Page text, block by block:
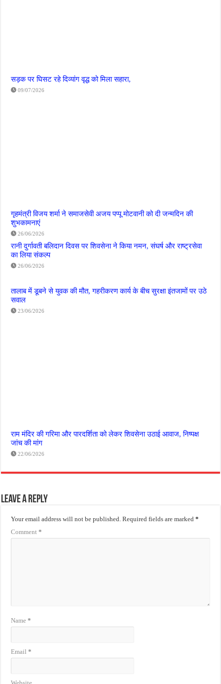
सड़क पर घिसट रहे दिव्यांग वृद्ध को मिला सहारा,
09/07/2026
गृहमंत्री विजय शर्मा ने समाजसेवी अजय पप्पू मोटवानी को दी जन्मदिन की
शुभकामनाएं
26/06/2026
रानी दुर्गावती बलिदान दिवस पर शिवसेना ने किया नमन, संघर्ष और राष्ट्रसेवा
का लिया संकल्प
26/06/2026
तालाब में डूबने से युवक की मौत, गहरीकरण कार्य के बीच सुरक्षा इंतजामों पर उठे
सवाल
23/06/2026
राम मंदिर की गरिमा और पारदर्शिता को लेकर शिवसेना उठाई आवाज, निष्पक्ष
जांच की मांग
22/06/2026
Leave a Reply
Your email address will not be published. Required fields are marked*
Comment*
Name*
Email*